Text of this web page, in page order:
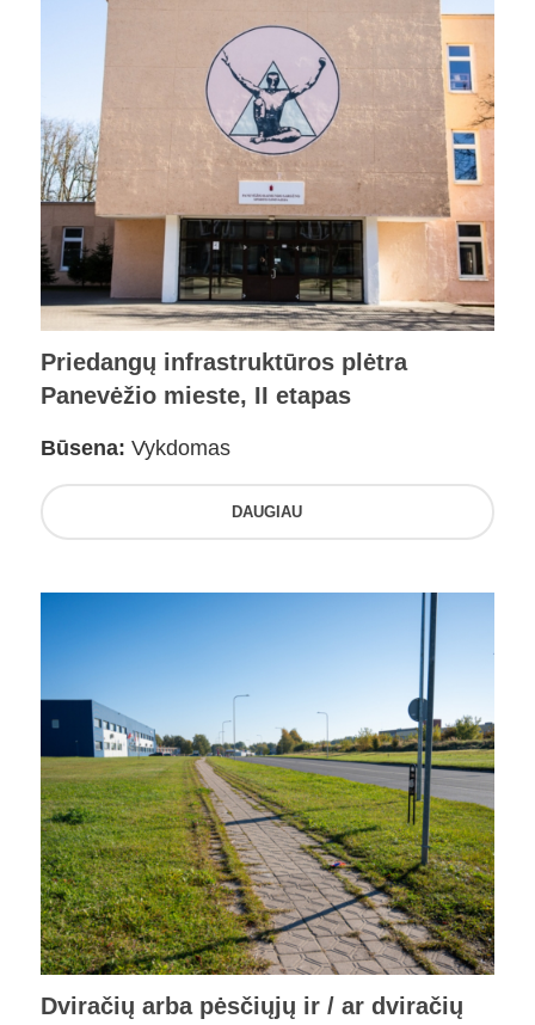
Priedangų infrastruktūros plėtra
Panevėžio mieste, II etapas
Būsena: Vykdomas
DAUGIAU
Dviračių arba pėsčiųjų ir / ar dviračių